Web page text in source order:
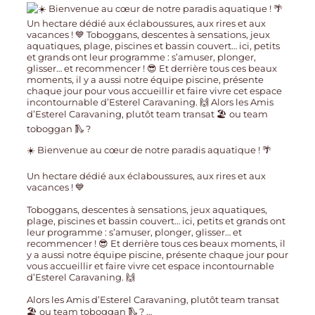
☀️ Bienvenue au cœur de notre paradis aquatique ! 🌴
Un hectare dédié aux éclaboussures, aux rires et aux
vacances ! 💙
Toboggans, descentes à sensations, jeux aquatiques,
plage, piscines et bassin couvert… ici, petits et grands ont
leur programme : s’amuser, plonger, glisser… et
recommencer ! 😎 Et derrière tous ces beaux moments, il
y a aussi notre équipe piscine, présente chaque jour pour
vous accueillir et faire vivre cet espace incontournable
d’Esterel Caravaning. 🙌
Alors les Amis d’Esterel Caravaning, plutôt team transat
🏖️ ou team toboggan 🛝 ? …